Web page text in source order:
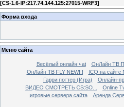
[CS-1.6-IP:217.74.144.125:27015-WRF3]
Форма входа
Меню сайта
Весёлый онлайн чаt ОнЛайн ТВ
ОнЛайн ТВ FLY NEW!!!
ICQ на сайте
Гарри поттер (Игра)
Онлайн-
ВИДЕО СМОТРЕТЬ CS:SO...
Online
игровые сервера сайта
Аренда